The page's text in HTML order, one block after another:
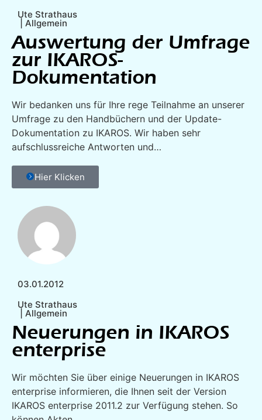
Ute Strathaus
Allgemein
Auswertung der Umfrage
zur IKAROS-
Dokumentation
Wir bedanken uns für Ihre rege Teilnahme an unserer
Umfrage zu den Handbüchern und der Update-
Dokumentation zu IKAROS. Wir haben sehr
aufschlussreiche Antworten und…
Hier Klicken
03.01.2012
Ute Strathaus
Allgemein
Neuerungen in IKAROS
enterprise
Wir möchten Sie über einige Neuerungen in IKAROS
enterprise informieren, die Ihnen seit der Version
IKAROS enterprise 2011.2 zur Verfügung stehen. So